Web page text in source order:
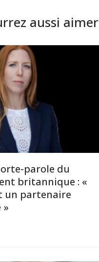
aussi aimer
parole du
britannique : «
un partenaire